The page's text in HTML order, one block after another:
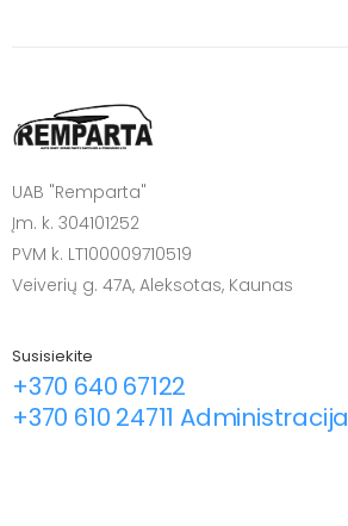
UAB "Remparta"
Įm. k. 304101252
PVM k. LT100009710519
Veiverių g. 47A, Aleksotas, Kaunas
Susisiekite
+370 640 67122
+370 610 24711 Administracija